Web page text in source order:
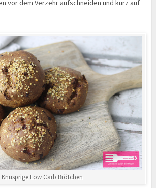
vor dem Verzehr aufschneiden und kurz auf
Knusprige Low Carb Brötchen